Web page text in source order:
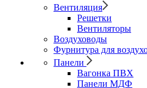
Вентиляция
Решетки
Вентиляторы
Воздуховоды
Фурнитура для
Панели
Вагонка ПВХ
Панели МДФ